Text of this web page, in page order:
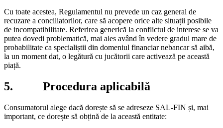
Cu toate acestea, Regulamentul nu prevede un caz general de
recuzare a conciliatorilor, care să acopere orice alte situații posibile
de incompatibilitate. Referirea generică la conflictul de interese se va
putea dovedi problematică, mai ales având în vedere gradul mare de
probabilitate ca specialiștii din domeniul financiar nebancar să aibă,
la un moment dat, o legătură cu jucătorii care activează pe această
piață.
5. Procedura aplicabilă
Consumatorul alege dacă dorește să se adreseze SAL-FIN și, mai
important, ce dorește să obțină de la această entitate: